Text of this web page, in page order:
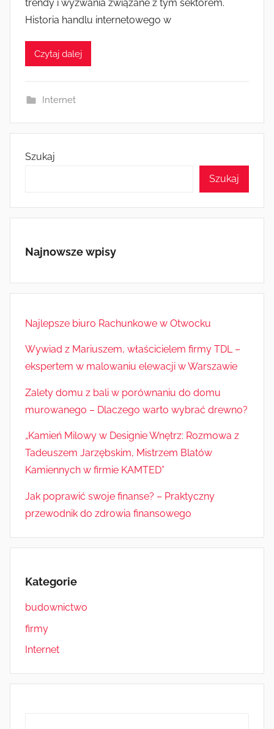
trendy i wyzwania związane z tym sektorem.
Historia handlu internetowego w
Czytaj dalej
Internet
Szukaj
Szukaj
Najnowsze wpisy
Najlepsze biuro Rachunkowe w Otwocku
Wywiad z Mariuszem, właścicielem firmy TDL –
ekspertem w malowaniu elewacji w Warszawie
Zalety domu z bali w porównaniu do domu
murowanego – Dlaczego warto wybrać drewno?
„Kamień Milowy w Designie Wnętrz: Rozmowa z
Tadeuszem Jarzębskim, Mistrzem Blatów
Kamiennych w firmie KAMTED”
Jak poprawić swoje finanse? – Praktyczny
przewodnik do zdrowia finansowego
Kategorie
budownictwo
firmy
Internet